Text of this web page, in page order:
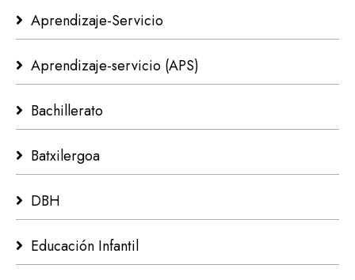
Aprendizaje-Servicio
Aprendizaje-servicio (APS)
Bachillerato
Batxilergoa
DBH
Educación Infantil